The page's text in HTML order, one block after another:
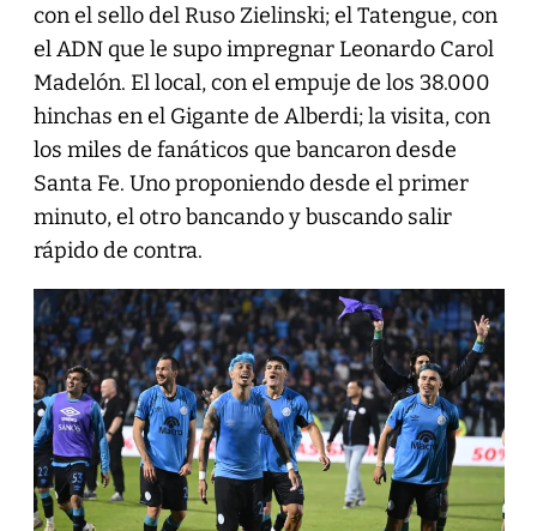
con el sello del Ruso Zielinski; el Tatengue, con
el ADN que le supo impregnar Leonardo Carol
Madelón. El local, con el empuje de los 38.000
hinchas en el Gigante de Alberdi; la visita, con
los miles de fanáticos que bancaron desde
Santa Fe. Uno proponiendo desde el primer
minuto, el otro bancando y buscando salir
rápido de contra.